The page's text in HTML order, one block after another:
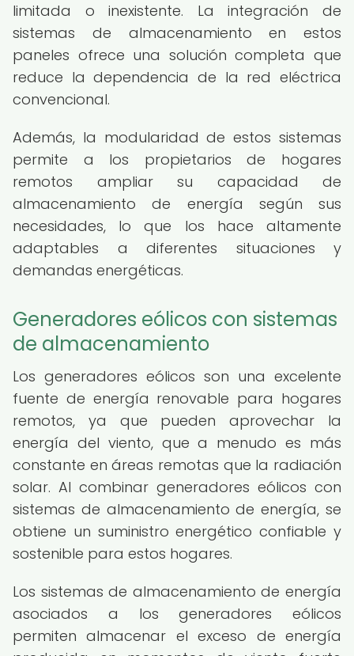
limitada o inexistente. La integración de
sistemas de almacenamiento en estos
paneles ofrece una solución completa que
reduce la dependencia de la red eléctrica
convencional.
Además, la modularidad de estos sistemas
permite a los propietarios de hogares
remotos ampliar su capacidad de
almacenamiento de energía según sus
necesidades, lo que los hace altamente
adaptables a diferentes situaciones y
demandas energéticas.
Generadores eólicos con sistemas
de almacenamiento
Los generadores eólicos son una excelente
fuente de energía renovable para hogares
remotos, ya que pueden aprovechar la
energía del viento, que a menudo es más
constante en áreas remotas que la radiación
solar. Al combinar generadores eólicos con
sistemas de almacenamiento de energía, se
obtiene un suministro energético confiable y
sostenible para estos hogares.
Los sistemas de almacenamiento de energía
asociados a los generadores eólicos
permiten almacenar el exceso de energía